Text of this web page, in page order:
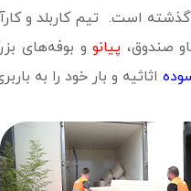
است. تیم کاربلد و
صندوق، پیانوو بوفه‌های
اثاثیه و بار خود را به